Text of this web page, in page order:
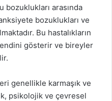
bozuklukları arasında
bozuklukları ve
Bu hastalıkların
gösterir ve bireyler
genellikle karmaşık ve
psikolojik ve çevresel